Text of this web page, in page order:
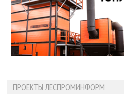
ПРОЕКТЫ ЛЕСПРОМИНФОРМ